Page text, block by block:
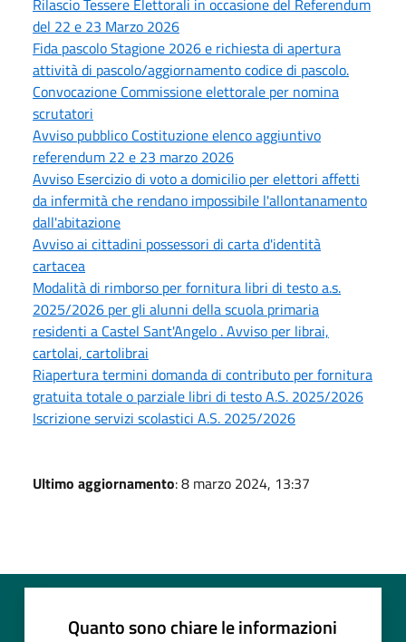
del 22 e 23 Marzo 2026
Fida pascolo Stagione 2026 e richiesta di apertura
attività di pascolo/aggiornamento codice di pascolo.
Convocazione Commissione elettorale per nomina
scrutatori
Avviso pubblico Costituzione elenco aggiuntivo
referendum 22 e 23 marzo 2026
Avviso Esercizio di voto a domicilio per elettori affetti
da infermità che rendano impossibile l'allontanamento
dall'abitazione
Avviso ai cittadini possessori di carta d'identità
cartacea
Modalità di rimborso per fornitura libri di testo a.s.
2025/2026 per gli alunni della scuola primaria
residenti a Castel Sant'Angelo . Avviso per librai,
cartolai, cartolibrai
Riapertura termini domanda di contributo per fornitura
gratuita totale o parziale libri di testo A.S. 2025/2026
Iscrizione servizi scolastici A.S. 2025/2026
Ultimo aggiornamento: 8 marzo 2024, 13:37
Quanto sono chiare le informazioni